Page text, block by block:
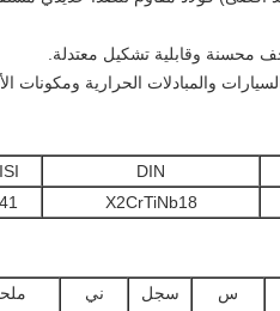
محسنة وقابلية تشكيل معتدلة.
والمبادلات الحرارية ومكونات
DIN
X2CrTiNb18
س
سجل
ني